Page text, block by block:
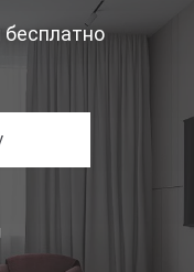
бесплатно